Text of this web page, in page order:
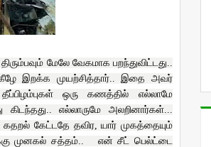
மேலே வேகமாக பறந்துவிட்டது..
கீழே இறக்க முயற்சித்தார்.. இதை அவர்
ஒரு கணத்தில் எல்லாமே
கிடந்தது.. எல்லாருமே அலறினார்கள்...
கேட்டதே தவிர, யார் முகத்தையும்
முனகல் சத்தம்..
என் சீட் பெல்ட்டை